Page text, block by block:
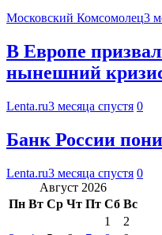
Московский Комсомолец3
В Европе
нынешний
Lenta.ru3 месяца спустя 0
Банк России
Lenta.ru3 месяца спустя 0
Август 2026
Пн Вт Ср Чт Пт Сб Вс
1
2